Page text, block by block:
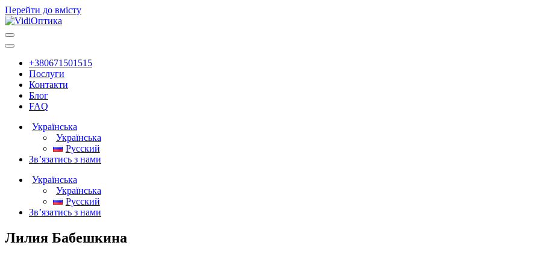
Перейти до вмісту
Головна
навігація
+380671501515
Послуги
Контакти
Блог
FAQ
Українська
Українська
Русский
Зв’язатись з нами
Українська
Українська
Русский
Зв’язатись з нами
Лилия Бабешкина